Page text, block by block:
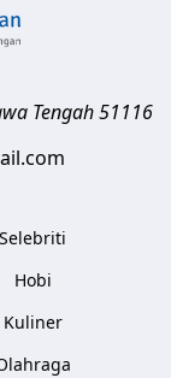
Tengah51116
Selebriti
Hobi
Kuliner